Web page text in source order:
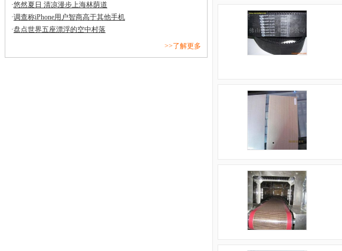
·悠然夏日 清凉漫步上海林荫道
·调查称iPhone用户智商高于其他手机
·盘点世界五座漂浮的空中村落
>>了解更多